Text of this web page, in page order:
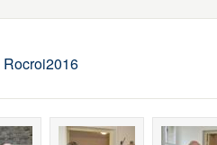
Rocroi2016